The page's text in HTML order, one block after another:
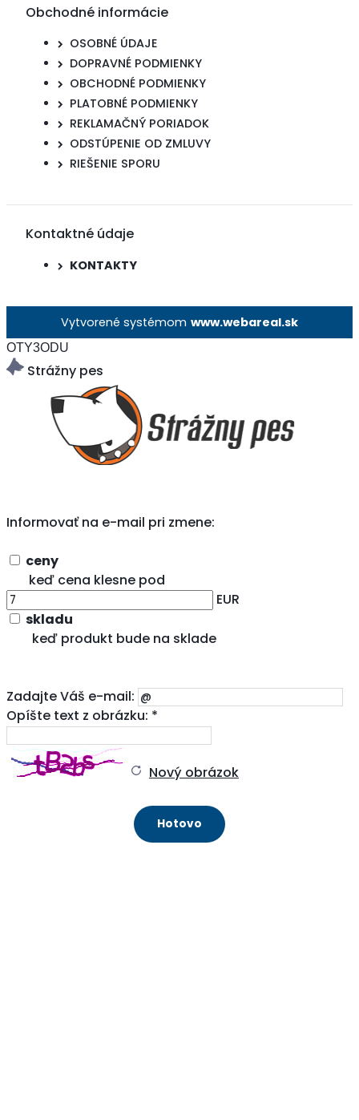
Obchodné informácie
OSOBNÉ ÚDAJE
DOPRAVNÉ PODMIENKY
OBCHODNÉ PODMIENKY
PLATOBNÉ PODMIENKY
REKLAMAČNÝ PORIADOK
ODSTÚPENIE OD ZMLUVY
RIEŠENIE SPORU
Kontaktné údaje
KONTAKTY
Vytvorené systémom www.webareal.sk
OTY3ODU
Strážny pes
Informovať na e-mail pri zmene:
ceny
keď cena klesne pod
EUR
skladu
keď produkt bude na sklade
Zadajte Váš e-mail:
Opíšte text z obrázku: *
Nový obrázok